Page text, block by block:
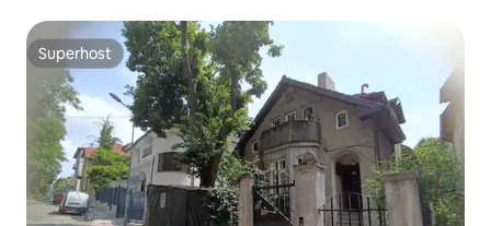
Superhost
Superhost